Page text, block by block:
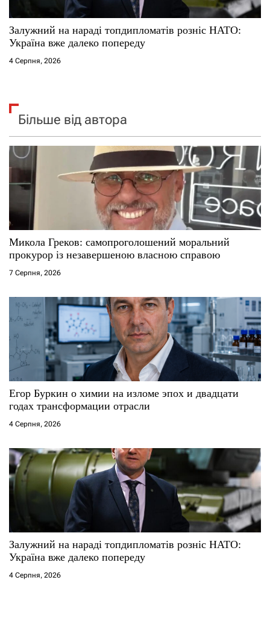
Залужний на нараді топдипломатів розніс НАТО:
Україна вже далеко попереду
4 Серпня, 2026
Більше від автора
Микола Греков: самопроголошений моральний
прокурор із незавершеною власною справою
7 Серпня, 2026
Егор Буркин о химии на изломе эпох и двадцати
годах трансформации отрасли
4 Серпня, 2026
Залужний на нараді топдипломатів розніс НАТО:
Україна вже далеко попереду
4 Серпня, 2026